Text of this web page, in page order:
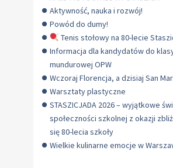
Aktywność, nauka i rozwój!
Powód do dumy!
Tenis stołowy na 80-lecie
Informacja dla kandydatów do
mundurowej OPW
Wczoraj Florencja, a dzisiaj San
Warsztaty plastyczne
STASZICJADA 2026 – wyjątkowe
społeczności szkolnej z okazji
się 80-lecia szkoły
Wielkie kulinarne emocje w